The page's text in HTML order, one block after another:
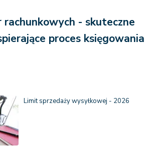
rachunkowych - skuteczne
proces księgowania
Limit sprzedaży wysyłkowej - 2026